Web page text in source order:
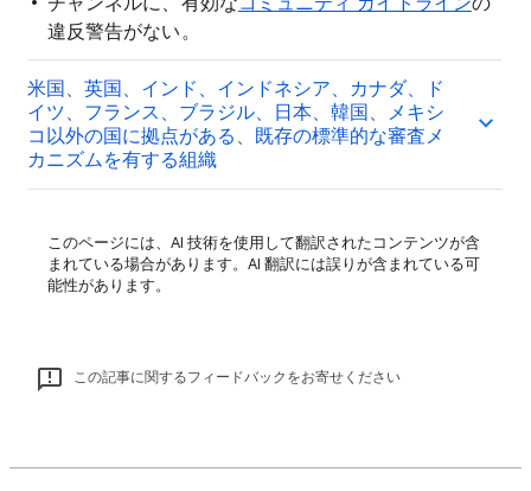
違反警告がない。
米国、英国、インド、インドネシア、カナダ、ド
イツ、フランス、ブラジル、日本、韓国、メキシ
コ以外の国に拠点がある、既存の標準的な審査メ
カニズムを有する組織
このページには、AI 技術を使用して翻訳されたコンテンツが含
まれている場合があります。AI 翻訳には誤りが含まれている可
能性があります。
この記事に関するフィードバックをお寄せください